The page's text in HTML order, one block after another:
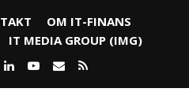
OM IT-FINANS
IT MEDIA GROUP (IMG)